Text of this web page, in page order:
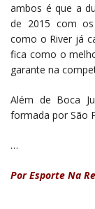
ambos é que a
de 2015 com os
como o River já
fica como o
garante na
Além de Boca
formada por São
…
Por Esporte Na